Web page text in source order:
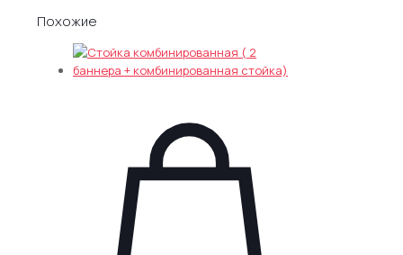
Похожие